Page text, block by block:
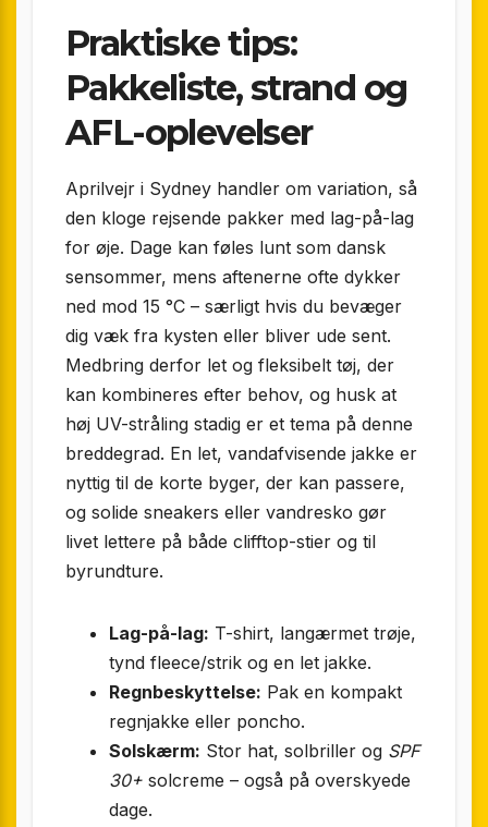
Praktiske tips:
Pakkeliste, strand og
AFL-oplevelser
Aprilvejr i Sydney handler om variation, så
den kloge rejsende pakker med lag-på-lag
for øje. Dage kan føles lunt som dansk
sensommer, mens aftenerne ofte dykker
ned mod 15 °C – særligt hvis du bevæger
dig væk fra kysten eller bliver ude sent.
Medbring derfor let og fleksibelt tøj, der
kan kombineres efter behov, og husk at
høj UV-stråling stadig er et tema på denne
breddegrad. En let, vandafvisende jakke er
nyttig til de korte byger, der kan passere,
og solide sneakers eller vandresko gør
livet lettere på både clifftop-stier og til
byrundture.
Lag-på-lag: T-shirt, langærmet trøje,
tynd fleece/strik og en let jakke.
Regnbeskyttelse: Pak en kompakt
regnjakke eller poncho.
Solskærm: Stor hat, solbriller og SPF
30+ solcreme – også på overskyede
dage.